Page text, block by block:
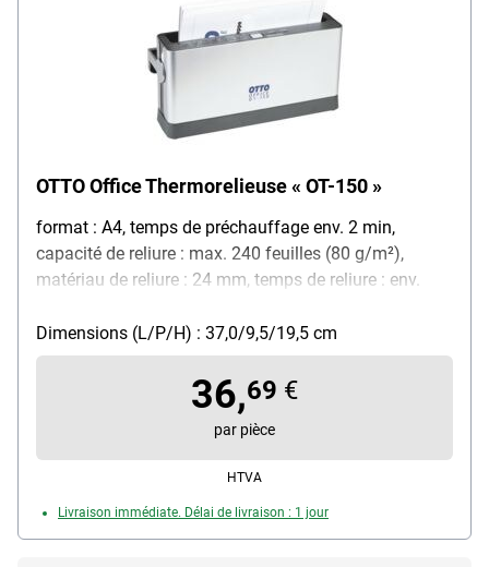
OTTO Office Thermorelieuse « OT-150 »
format : A4, temps de préchauffage env. 2 min,
capacité de reliure : max. 240 feuilles (80 g/m²),
matériau de reliure : 24 mm, temps de reliure : env.
arrêt automatique après 90 min de non-utilisation,
puissance : 250 watts
Dimensions (L/P/H) : 37,0/9,5/19,5 cm
36,69 €
par pièce
HTVA
Livraison immédiate. Délai de livraison : 1 jour